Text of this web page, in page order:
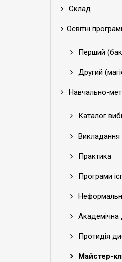
Склад
Освітні
Перший
Другий
Навчально-
Каталог
Практика
Програми
Академічна
Протидія
Майстер-